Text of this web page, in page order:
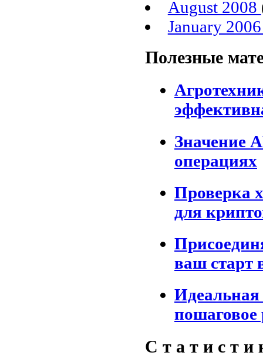
August 2008
January
Полезные
Значение
операциях
Проверка
для
ваш старт
Идеальная
пошаговое
С т а т и с т и